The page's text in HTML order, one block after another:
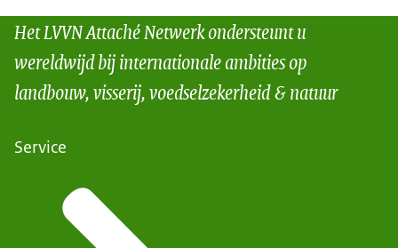
Het LVVN Attaché Netwerk ondersteunt u
wereldwijd bij internationale ambities op
landbouw, visserij, voedselzekerheid & natuur
Service